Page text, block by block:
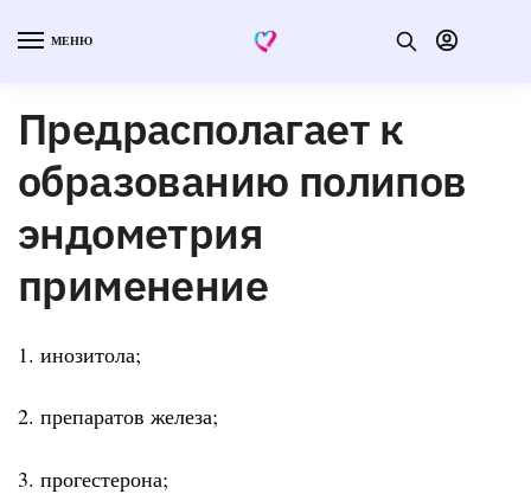
МЕНЮ
Предрасполагает к
образованию полипов
эндометрия
применение
1. инозитола;
2. препаратов железа;
3. прогестерона;